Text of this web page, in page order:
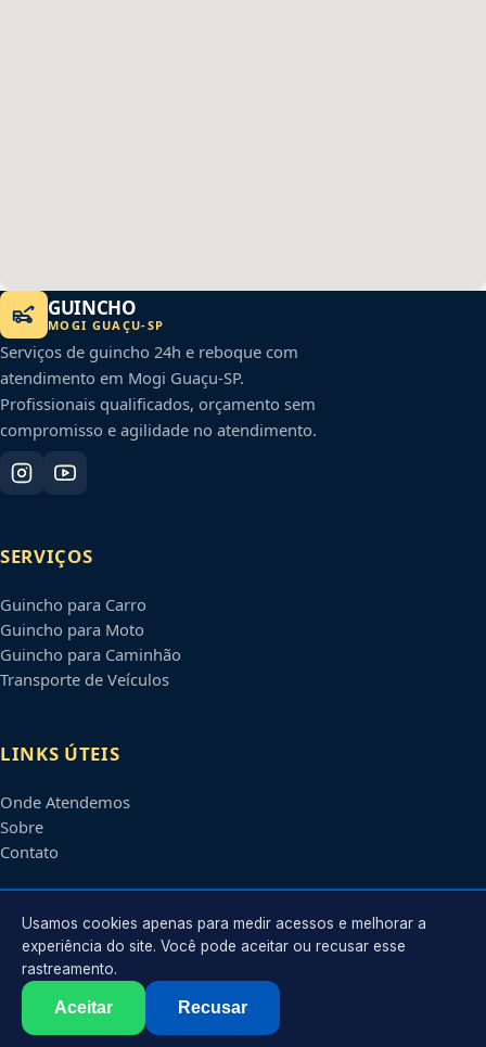
GUINCHO
MOGI GUAÇU-SP
Serviços de guincho 24h e reboque com
atendimento em Mogi Guaçu-SP.
Profissionais qualificados, orçamento sem
compromisso e agilidade no atendimento.
SERVIÇOS
Guincho para Carro
Guincho para Moto
Guincho para Caminhão
Transporte de Veículos
LINKS ÚTEIS
Onde Atendemos
Sobre
Contato
CONTATO
Atendimento em
contato@guinchosmogiguacu.com.br
2026 Mogi Guaçu
. Todos os direitos reservados.
Usamos cookies apenas para medir acessos e melhorar a
experiência do site. Você pode aceitar ou recusar esse
rastreamento.
Aceitar Recusar